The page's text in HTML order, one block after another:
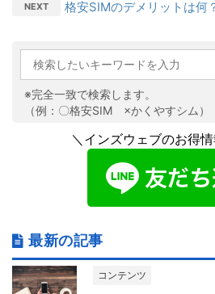
NEXT 格安SIMのデメリットは何
※完全一致で検索します。
（例：〇格安SIM ×かくやすシム）
＼インズウェブのお得
最新の記事
コンテンツ